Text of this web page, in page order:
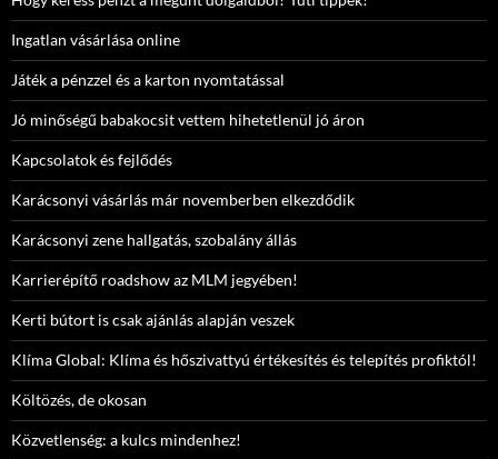
Ingatlan vásárlása online
Játék a pénzzel és a karton nyomtatással
Jó minőségű babakocsit vettem hihetetlenül jó áron
Kapcsolatok és fejlődés
Karácsonyi vásárlás már novemberben elkezdődik
Karácsonyi zene hallgatás, szobalány állás
Karrierépítő roadshow az MLM jegyében!
Kerti bútort is csak ajánlás alapján veszek
Klíma Global: Klíma és hőszivattyú értékesítés és telepítés profiktól!
Költözés, de okosan
Közvetlenség: a kulcs mindenhez!